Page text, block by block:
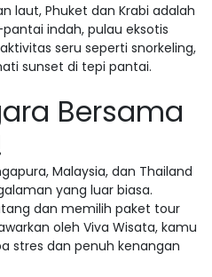
laut, Phuket dan Krabi adalah
indah, pulau eksotis
seru seperti snorkeling,
sunset di tepi pantai.
Bersama
Malaysia, dan Thailand
yang luar biasa.
dan memilih paket tour
oleh Viva Wisata, kamu
stres dan penuh kenangan